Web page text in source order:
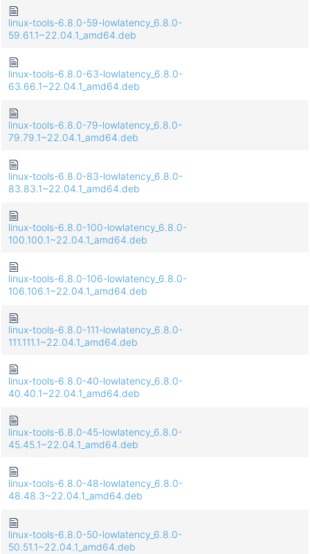
linux-tools-6.8.0-59-lowlatency_6.8.0-
59.61.1~22.04.1_amd64.deb
linux-tools-6.8.0-63-lowlatency_6.8.0-
63.66.1~22.04.1_amd64.deb
linux-tools-6.8.0-79-lowlatency_6.8.0-
79.79.1~22.04.1_amd64.deb
linux-tools-6.8.0-83-lowlatency_6.8.0-
83.83.1~22.04.1_amd64.deb
linux-tools-6.8.0-100-lowlatency_6.8.0-
100.100.1~22.04.1_amd64.deb
linux-tools-6.8.0-106-lowlatency_6.8.0-
106.106.1~22.04.1_amd64.deb
linux-tools-6.8.0-111-lowlatency_6.8.0-
111.111.1~22.04.1_amd64.deb
linux-tools-6.8.0-40-lowlatency_6.8.0-
40.40.1~22.04.1_amd64.deb
linux-tools-6.8.0-45-lowlatency_6.8.0-
45.45.1~22.04.1_amd64.deb
linux-tools-6.8.0-48-lowlatency_6.8.0-
48.48.3~22.04.1_amd64.deb
linux-tools-6.8.0-50-lowlatency_6.8.0-
50.51.1~22.04.1_amd64.deb